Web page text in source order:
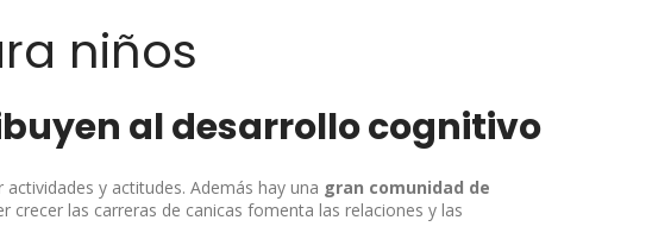
niños
al desarrollo cognitivo
y actitudes. Además hay una gran comunidad de
las carreras de canicas fomenta las relaciones y las